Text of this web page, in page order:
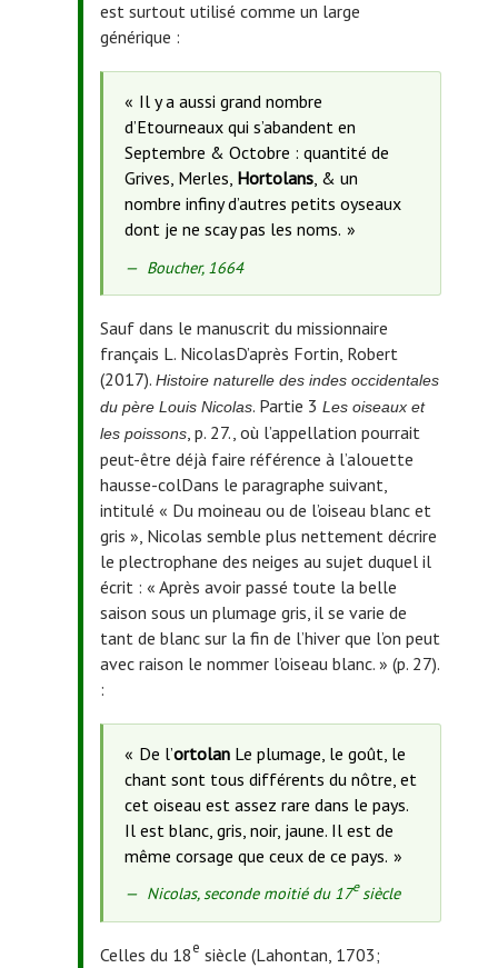
est surtout utilisé comme un large
générique :
Il y a aussi grand nombre
d’Etourneaux qui s’abandent en
Septembre & Octobre : quantité de
Grives, Merles, Hortolans, & un
nombre infiny d’autres petits oyseaux
dont je ne scay pas les noms.
Source
de
Boucher, 1664
Sauf dans le manuscrit du missionnaire
français L. NicolasD’après Fortin, Robert
(2017). Histoire naturelle des indes occidentales
du père Louis Nicolas. Partie 3 Les oiseaux et
les poissons, p. 27., où l’appellation pourrait
peut-être déjà faire référence à l’alouette
hausse-colDans le paragraphe suivant,
intitulé « Du moineau ou de l’oiseau blanc et
gris », Nicolas semble plus nettement décrire
le plectrophane des neiges au sujet duquel il
écrit : « Après avoir passé toute la belle
saison sous un plumage gris, il se varie de
tant de blanc sur la fin de l’hiver que l’on peut
avec raison le nommer l’oiseau blanc. » (p. 27).
:
De l’ortolanLe plumage, le goût, le
chant sont tous différents du nôtre, et
cet oiseau est assez rare dans le pays.
Il est blanc, gris, noir, jaune. Il est de
même corsage que ceux de ce pays.
Source
de
Nicolas, seconde moitié du 17esiècle
Celles du 18e siècle (Lahontan, 1703;